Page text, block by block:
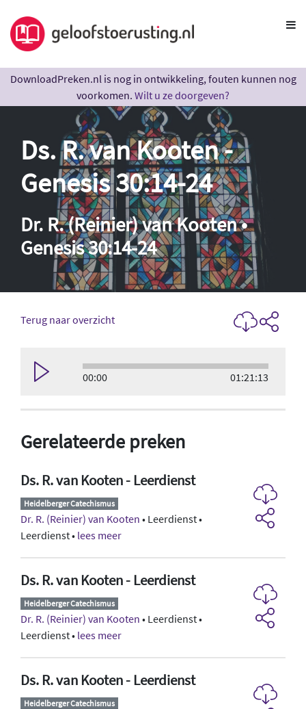
DownloadPreken.nl is nog in ontwikkeling, fouten kunnen nog
voorkomen. Wilt u ze doorgeven?
Ds. R. van Kooten -
Genesis 30:14-24
Dr. R. (Reinier) van Kooten •
Genesis 30:14-24
Terug naar overzicht
00:00 01:21:13
Gerelateerde preken
Ds. R. van Kooten - Leerdienst
Heidelberger Catechismus
Dr. R. (Reinier) van Kooten • Leerdienst •
Leerdienst • lees meer
Ds. R. van Kooten - Leerdienst
Heidelberger Catechismus
Dr. R. (Reinier) van Kooten • Leerdienst •
Leerdienst • lees meer
Ds. R. van Kooten - Leerdienst
Heidelberger Catechismus